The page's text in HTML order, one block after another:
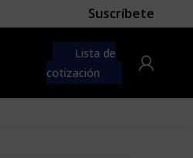
Suscríbete
Lista de
cotización